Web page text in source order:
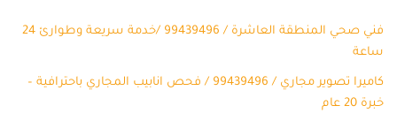
فني صحي المنطقة العاشرة / 99439496 /خدمة سريعة وطوارئ 24
ساعة
كاميرا تصوير مجاري / 99439496 / فحص انابيب المجاري باحترافية –
خبرة 20 عام